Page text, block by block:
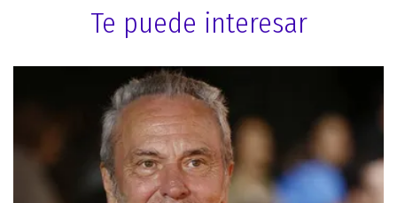
Te puede interesar